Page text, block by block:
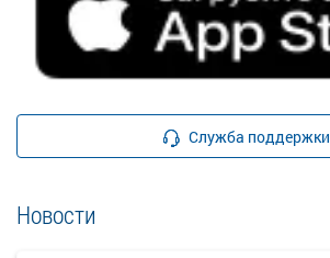
Служба поддержки
Новости